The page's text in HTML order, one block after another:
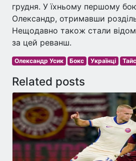
грудня. У їхньому першому
Олександр, отримавши
Нещодавно також стали
за цей реванш.
Олександр Усик Бокс Українці
Related posts